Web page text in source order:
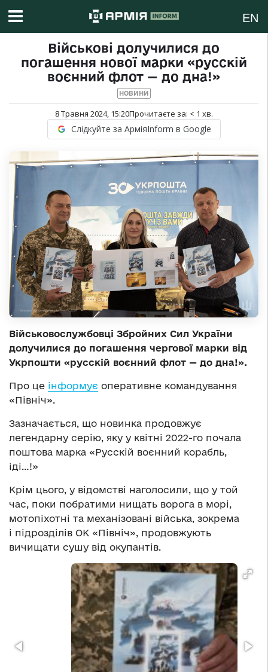
EN
Військові долучилися до
погашення нової марки «русскій
воєнний флот — до дна!»
НОВИНИ
8 Травня 2024, 15:20Прочитаєте за: < 1 хв.
Слідкуйте за АрміяInform в Google
Військовослужбовці Збройних Сил України
долучилися до погашення чергової марки від
Укрпошти «русскій воєнний флот — до дна!».
Про це інформує оперативне командування
«Північ».
Зазначається, що новинка продовжує
легендарну серію, яку у квітні 2022-го почала
поштова марка «Русскій воєнний корабль,
іді…!»
Крім цього, у відомстві наголосили, що у той
час, поки побратими нищать ворога в морі,
мотопіхотні та механізовані війська, зокрема
і підрозділів ОК «Північ», продовжують
вичищати сушу від окупантів.